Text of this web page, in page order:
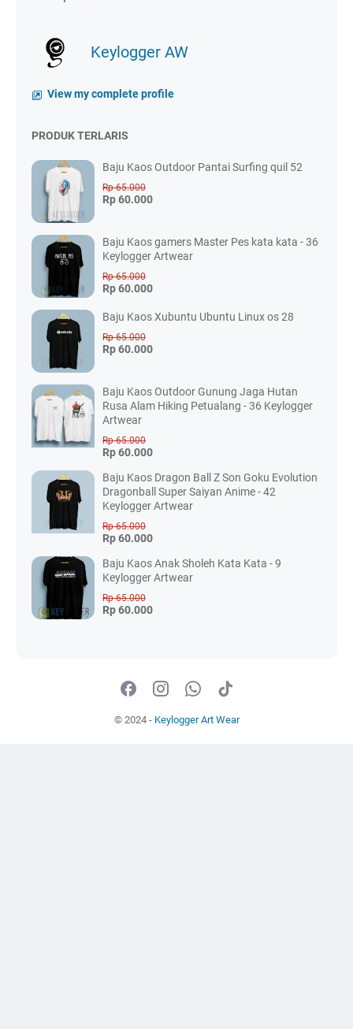
Keylogger AW
View my complete profile
PRODUK TERLARIS
Baju Kaos Outdoor Pantai Surfing quil 52
Rp 65.000
Rp 60.000
Baju Kaos gamers Master Pes kata kata - 36
Keylogger Artwear
Rp 65.000
Rp 60.000
Baju Kaos Xubuntu Ubuntu Linux os 28
Rp 65.000
Rp 60.000
Baju Kaos Outdoor Gunung Jaga Hutan
Rusa Alam Hiking Petualang - 36 Keylogger
Artwear
Rp 65.000
Rp 60.000
Baju Kaos Dragon Ball Z Son Goku Evolution
Dragonball Super Saiyan Anime - 42
Keylogger Artwear
Rp 65.000
Rp 60.000
Baju Kaos Anak Sholeh Kata Kata - 9
Keylogger Artwear
Rp 65.000
Rp 60.000
© 2024 - Keylogger Art Wear